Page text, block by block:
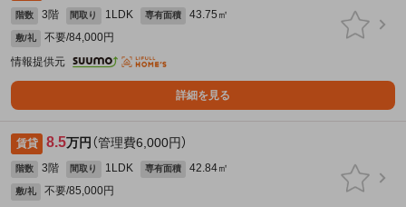
階数 3階 間取り 1LDK 専有面積 43.75㎡
敷/礼
不要/84,000円
情報提供元
詳細を見る
賃貸 8.5万円 （管理費6,000円）
階数 3階 間取り 1LDK 専有面積 42.84㎡
敷/礼
不要/85,000円